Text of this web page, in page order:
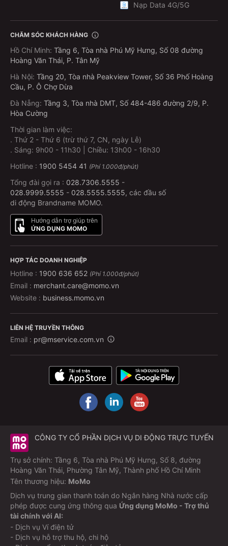
Nạp Data 4G/5G
CHĂM SÓC KHÁCH HÀNG
Hồ Chí Minh: Tầng 6, Tòa nhà Phú Mỹ Hưng, Số 08 đường
Hoàng Văn Thái, P. Tân Mỹ
Hà Nội: Tầng 20, Tòa nhà Peakview Tower, Số 36 Phố Hoàng
Cầu, P. Ô Chợ Dừa
Đà Nẵng: Tầng 3, Tòa nhà DMT, Số 484-486 đường 2/9, P.
Hòa Cường
Thời gian làm việc:
. Thứ 2 - Thứ 6 (trừ thứ 7, CN, ngày Lễ)
. Sáng: 9h00 - 11h30 | Chiều: 13h00 - 16h30
Hotline : 1900 5454 41 (Phí 1.000đ/phút)
Tổng đài gọi ra : 028.7306.5555 -
028.9999.5555 - 028.5555.5555, các đầu số
di động Brandname MOMO.
Hướng dẫn trợ giúp trên
ỨNG DỤNG MOMO
HỢP TÁC DOANH NGHIỆP
Hotline : 1900 636 652 (Phí 1.000đ/phút)
Email : merchant.care@momo.vn
Website : business.momo.vn
LIÊN HỆ TRUYỀN THÔNG
Email : pr@mservice.com.vn
CÔNG TY CỔ PHẦN DỊCH VỤ DI ĐỘNG TRỰC TUYẾN
Trụ sở chính: Tầng 6, Tòa nhà Phú Mỹ Hưng, Số 8, đường
Hoàng Văn Thái, Phường Tân Mỹ, Thành phố Hồ Chí Minh
Tên thương hiệu: MoMo
Dịch vụ trung gian thanh toán do Ngân hàng Nhà nước cấp
phép được cung ứng thông qua Ứng dụng MoMo - Trợ thủ
tài chính với AI:
- Dịch vụ Ví điện tử
- Dịch vụ hỗ trợ thu hộ, chi hộ